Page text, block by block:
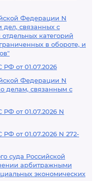
Федерации N
дел, связанных с
категорий
в обороте, и
от 01.07.2026
Федерации N
делам, связанным с
от 01.07.2026 N
от 01.07.2026 N 272-
суда Российской
арбитражными
экономических